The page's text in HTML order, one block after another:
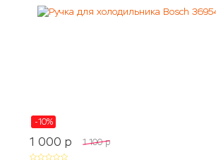
-10%
1 000 p 1 100 p